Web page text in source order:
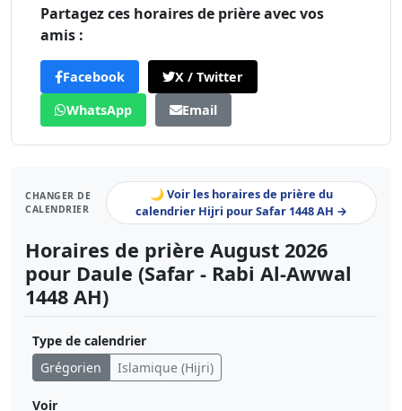
Partagez ces horaires de prière avec vos
amis :
Facebook
X / Twitter
WhatsApp
Email
CHANGER DE
CALENDRIER
🌙 Voir les horaires de prière du
calendrier Hijri pour Safar 1448 AH →
Horaires de prière August 2026
pour Daule (Safar - Rabi Al-Awwal
1448 AH)
Type de calendrier
Grégorien
Islamique (Hijri)
Voir